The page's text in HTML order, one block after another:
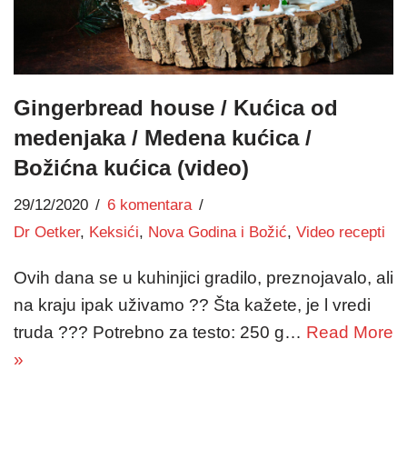
Gingerbread house / Kućica od
medenjaka / Medena kućica /
Božićna kućica (video)
29/12/2020
6 komentara
Dr Oetker, Keksići, Nova Godina i Božić, Video recepti
Ovih dana se u kuhinjici gradilo, preznojavalo, ali
na kraju ipak uživamo ?? Šta kažete, je l vredi
truda ??? Potrebno za testo: 250 g… Read More
»